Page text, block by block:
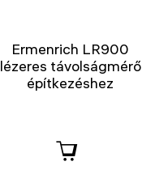
Ermenrich LR900
lézeres távolságmérő
építkezéshez